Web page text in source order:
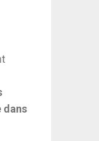
dans